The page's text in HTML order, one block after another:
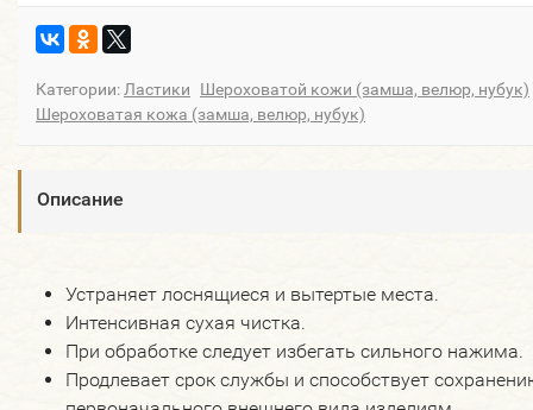
Категории: Ластики
Шероховатой кожи (замша, велюр, нубук)
Шероховатая кожа (замша, велюр, нубук)
Описание
Устраняет лоснящиеся и вытертые места.
Интенсивная сухая чистка.
При обработке следует избегать сильного нажима.
Продлевает срок службы и способствует